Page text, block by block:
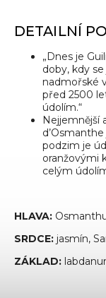
DETAILNÍ
„Dnes je
doby, kdy
nadmořské
před 2500
údolím.“
Nejjemnější
podzim je
oranžovými
celým
HLAVA:
SRDCE: jasmín,
ZÁKLAD: